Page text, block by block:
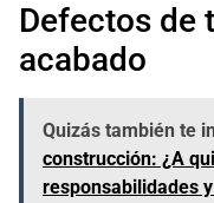
Defectos de
acabado
Quizás también te
construcción: ¿A
responsabilidades